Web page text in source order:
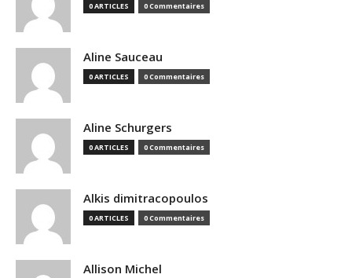
0 ARTICLES 0 Commentaires
Aline Sauceau
0 ARTICLES 0 Commentaires
Aline Schurgers
0 ARTICLES 0 Commentaires
Alkis dimitracopoulos
0 ARTICLES 0 Commentaires
Allison Michel